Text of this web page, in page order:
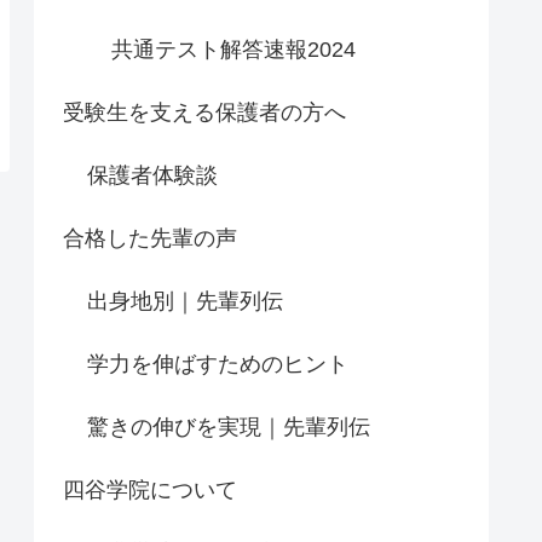
共通テスト解答速報2024
受験生を支える保護者の方へ
保護者体験談
合格した先輩の声
出身地別｜先輩列伝
学力を伸ばすためのヒント
驚きの伸びを実現｜先輩列伝
四谷学院について